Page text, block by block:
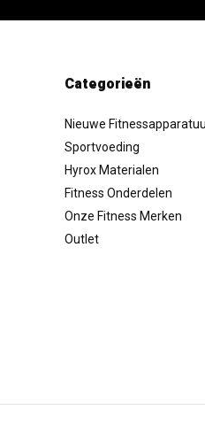
Categorieën
Nieuwe
Sportvoeding
Hyrox Materialen
Fitness Onderdelen
Onze Fitness Merken
Outlet